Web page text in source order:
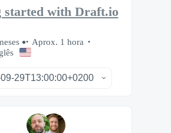
started with Draft.io
Aprox. 1 hora